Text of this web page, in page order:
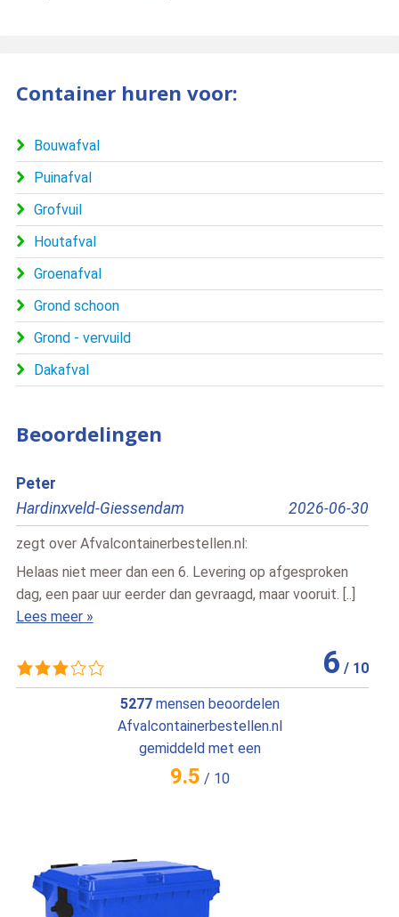
Container huren voor:
Bouwafval
Puinafval
Grofvuil
Houtafval
Groenafval
Grond schoon
Grond - vervuild
Dakafval
Beoordelingen
2026-06-30
afgesproken
vooruit. [..]
6/10
Pesse
zegt overAfvalcontainerbestellen.nl
Snelle vlotte service , vriendelijke chauffeur
Lees meer »
5277mensen beoordelen
Afvalcontainerbestellen.nl
gemiddeld met een
9.5 / 10